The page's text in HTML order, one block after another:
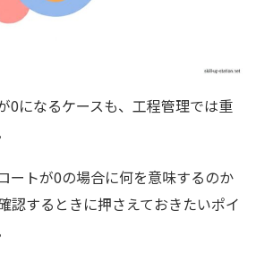
0になるケースも、工程管理では重
ートが0の場合に何を意味するのか
認するときに押さえておきたいポイ